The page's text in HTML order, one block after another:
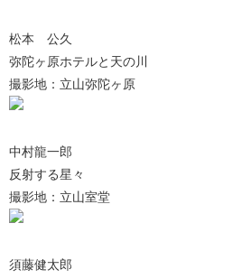
松本 公久
弥陀ヶ原ホテルと天の川
撮影地：立山弥陀ヶ原
中村龍一郎
反射する星々
撮影地：立山室堂
須藤健太郎